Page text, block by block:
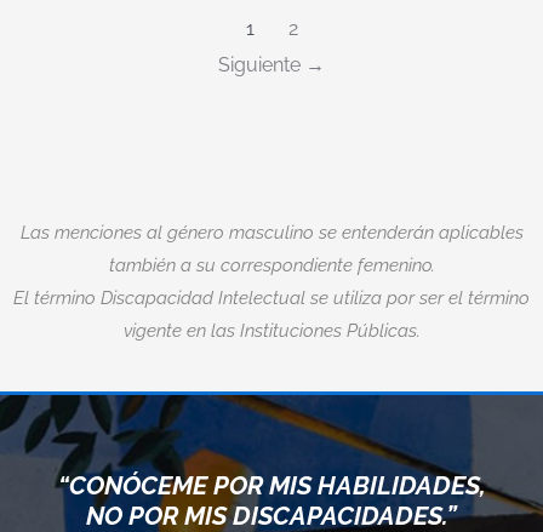
1
2
Siguiente
Las menciones al género masculino se entenderán aplicables
también a su correspondiente femenino.
El término Discapacidad Intelectual se utiliza por ser el término
vigente en las Instituciones Públicas.
“CONÓCEME POR MIS HABILIDADES,
NO POR MIS DISCAPACIDADES.”